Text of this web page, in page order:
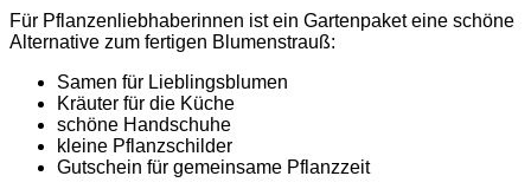
Für Pflanzenliebhaberinnen ist ein Gartenpaket eine schöne
Alternative zum fertigen Blumenstrauß:
Samen für Lieblingsblumen
Kräuter für die Küche
schöne Handschuhe
kleine Pflanzschilder
Gutschein für gemeinsame Pflanzzeit